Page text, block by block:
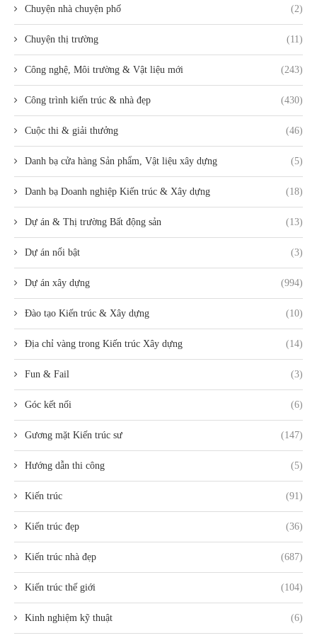
Chuyện nhà chuyện phố (2)
Chuyện thị trường (11)
Công nghệ, Môi trường & Vật liệu mới (243)
Công trình kiến trúc & nhà đẹp (430)
Cuộc thi & giải thưởng (46)
Danh bạ cửa hàng Sản phẩm, Vật liệu xây dựng (5)
Danh bạ Doanh nghiệp Kiến trúc & Xây dựng (18)
Dự án & Thị trường Bất động sản (13)
Dự án nổi bật (3)
Dự án xây dựng (994)
Đào tạo Kiến trúc & Xây dựng (10)
Địa chỉ vàng trong Kiến trúc Xây dựng (14)
Fun & Fail (3)
Góc kết nối (6)
Gương mặt Kiến trúc sư (147)
Hướng dẫn thi công (5)
Kiến trúc (91)
Kiến trúc đẹp (36)
Kiến trúc nhà đẹp (687)
Kiến trúc thế giới (104)
Kinh nghiệm kỹ thuật (6)